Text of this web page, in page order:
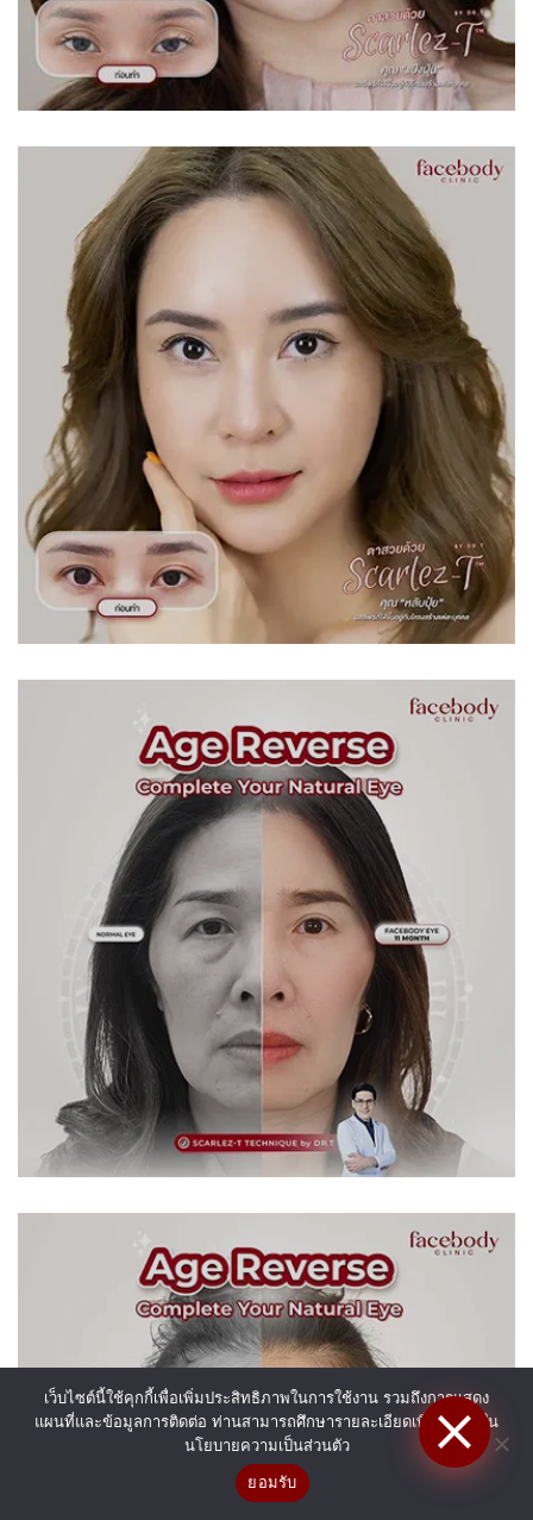
เว็บไซต์นี้ใช้คุกกี้เพื่อเพิ่มประสิทธิภาพในการใช้งาน รวมถึงการแสดง
แผนที่และข้อมูลการติดต่อ ท่านสามารถศึกษารายละเอียดเพิ่มเติมได้ใน
นโยบายความเป็นส่วนตัว
ยอมรับ